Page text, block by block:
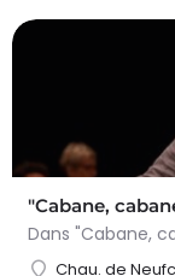
"Cabane,
Chau. de